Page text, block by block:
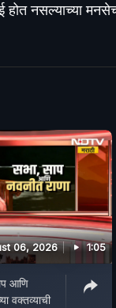
नसल्याच्या
06, 2026 1:05
आणि
वक्तव्याची